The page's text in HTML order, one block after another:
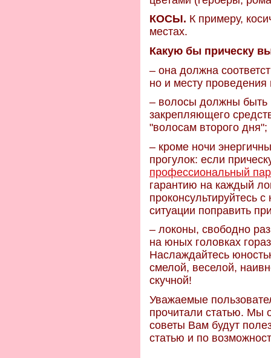
КОСЫ. К примеру,
местах.
Какую бы прическу
– она должна
но и месту проведения
– волосы должны быть
закрепляющего
"волосам второго дня";
– кроме ночи
прогулок: если
профессиональный
гарантию на каждый
проконсультируйтесь
ситуации поправить
– локоны, свободно
на юных головках
Наслаждайтесь
смелой, веселой,
скучной!
Уважаемые
прочитали статью. Мы
советы Вам будут
статью и по